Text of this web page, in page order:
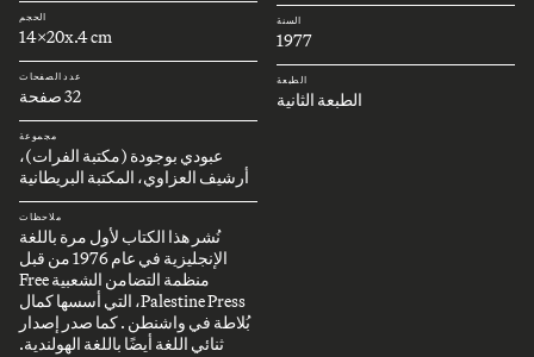
السنة
1977
الطبعة
الطبعة الثانية
الحجم
14x20x.4 cm
عدد الصفحات
32 صفحة
مجموعة
عبودي بوجودة (مكتبة الفرات)،
أرشيف العزاوي، المكتبة البريطانية
ملاحظات
نُشر هذا الكتاب لأول مرة باللغة
الإنجليزية في عام 1976 من قبل
منظمة التضامن الشعبية Free
Palestine Press، التي أسسها كمال
بُلاطة في واشنطن . كما صدر إصدار
ثنائي اللغة أيضًا باللغة الهولندية.